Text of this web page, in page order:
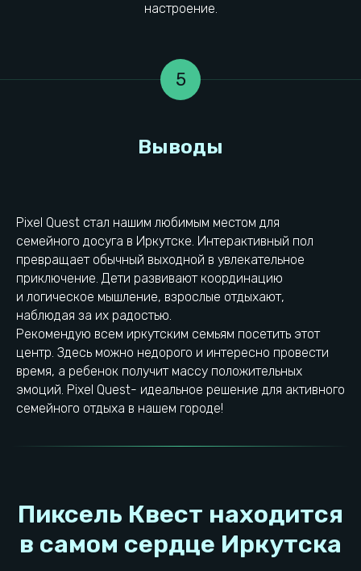
настроение.
5
Pixel Quest стал нашим любимым местом для
семейного досуга в Иркутске. Интерактивный пол
превращает обычный выходной в увлекательное
приключение. Дети развивают координацию
и логическое мышление, взрослые отдыхают,
наблюдая за их радостью.
Рекомендую всем иркутским семьям посетить этот
центр. Здесь можно недорого и интересно провести
время, а ребенок получит массу положительных
эмоций. Pixel Quest- идеальное решение для активного
семейного отдыха в нашем городе!
ИП Смолыгин Виталий Андреевич
ОГРН: 320385000041592
ИНН: 381403358294
© 2023−2026. Pixel Quest. Все права защищены.
Копирование материалов сайта запрещено
О компании
Контакты УК
Товарный знак ®